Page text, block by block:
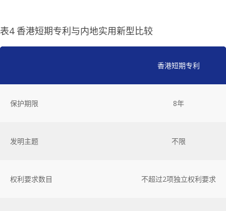
表4 香港短期专利与内地实用新型比较
香港短期专利
保护期限 8年
发明主题 不限
权利要求数目 不超过2项独立权利要求